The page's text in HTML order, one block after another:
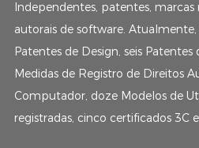
Independentes, patentes, marcas
autorais de software.
Patentes de Design, seis Patentes
Medidas de Registro de Direitos
Computador, doze Modelos de
registradas, cinco certificados 3C